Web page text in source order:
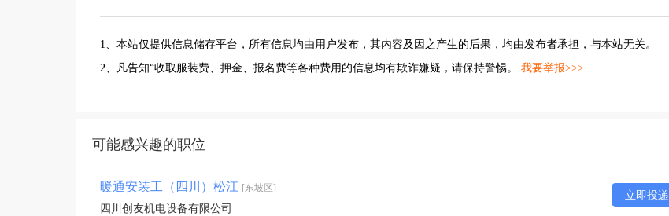
1、本站仅提供信息储存平台，所有信息均由用户发布，其内容及因之产生的后果，均由发布者承担，与本站无关。
2、凡告知“收取服装费、押金、报名费等各种费用的信息均有欺诈嫌疑，请保持警惕。 我要举报>>>
可能感兴趣的职位
暖通安装工（四川）松江 [东坡区]
立即投递
四川创友机电设备有限公司